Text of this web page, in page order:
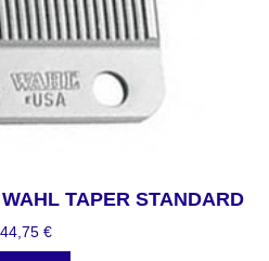
TAPER STANDARD
44,75 €